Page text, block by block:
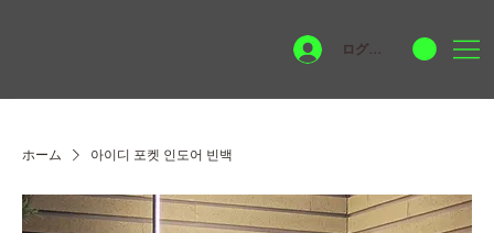
ログイン
ホーム 아이디 포켓 인도어 빈백